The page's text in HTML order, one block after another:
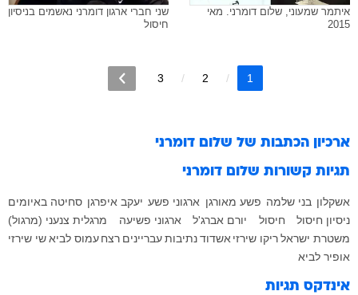
איתמר שמעוני, שלום דומרני. מאי
2015
שני חברי ארגון דומרני נאשמים בניסיון
חיסול
1
2
3
ארכיון הכתבות של שלום דומרני
תגיות קשורות שלום דומרני
אשקלון בני שלמה פשע מאורגן ארגוני פשע יעקב איפרגן סחיטה באיומים
ניסיון חיסול
חיסול יורם אברג'ל ארגוני פשיעה
מרגלית צנעני (מרגול)
משטרת ישראלריקו שירזי אשדודנתיבותעבריינים רצח עמוס לביאשי שירזי
אופיר לביא
אינדקס תגיות